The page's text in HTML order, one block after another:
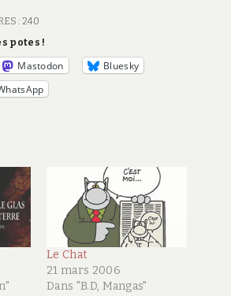
: 240
potes !
Mastodon
Bluesky
Le Chat
21 mars 2006
Dans "B.D, Mangas"